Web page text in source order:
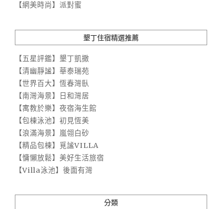
【網美時尚】派對蜜
墾丁住宿精選推薦
【五星評鑑】墾丁凱撒
【清幽靜謐】華泰瑞苑
【世界百大】恆春灣臥
【南灣海景】日和灣居
【寓教於樂】夜宿海生館
【包棟泳池】初見恆美
【浪滿海景】嵐翎白砂
【精品包棟】覓謐VILLA
【慵懶放鬆】美好生活旅宿
【Villa泳池】後面有灣
分類